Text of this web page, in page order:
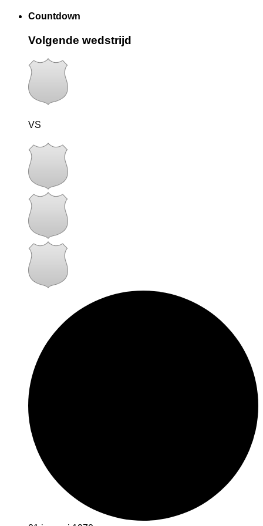
Countdown
Volgende wedstrijd
VS